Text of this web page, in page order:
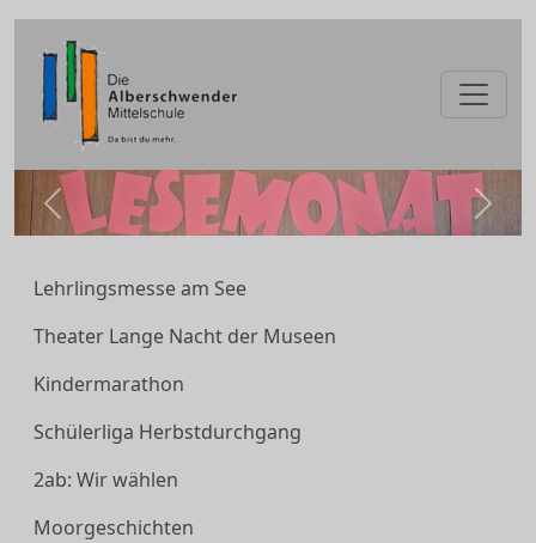
zurück
Lehrlingsmesse am See
Theater Lange Nacht der Museen
Kindermarathon
Schülerliga Herbstdurchgang
2ab: Wir wählen
Moorgeschichten